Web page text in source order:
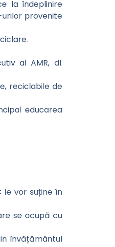
la îndeplinire
urilor provenite
al AMR, dl.
reciclabile de
educarea
le vor suține în
se ocupă cu
învățământul